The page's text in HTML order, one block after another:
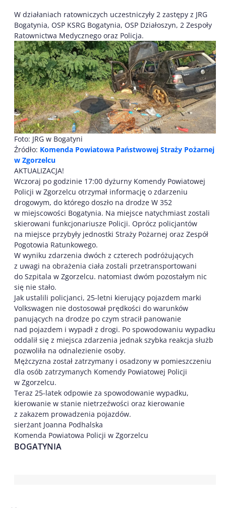
W działaniach ratowniczych uczestniczyły 2 zastępy z JRG
Bogatynia, OSP KSRG Bogatynia, OSP Działoszyn, 2 Zespoły
Ratownictwa Medycznego oraz Policja.
Foto: JRG w Bogatyni
Źródło: Komenda Powiatowa Państwowej Straży Pożarnej
w Zgorzelcu
AKTUALIZACJA!
Wczoraj po godzinie 17:00 dyżurny Komendy Powiatowej
Policji w Zgorzelcu otrzymał informację o zdarzeniu
drogowym, do którego doszło na drodze W 352
w miejscowości Bogatynia. Na miejsce natychmiast zostali
skierowani funkcjonariusze Policji. Oprócz policjantów
na miejsce przybyły jednostki Straży Pożarnej oraz Zespół
Pogotowia Ratunkowego.
W wyniku zdarzenia dwóch z czterech podróżujących
z uwagi na obrażenia ciała zostali przetransportowani
do Szpitala w Zgorzelcu. natomiast dwóm pozostałym nic
się nie stało.
Jak ustalili policjanci, 25-letni kierujący pojazdem marki
Volkswagen nie dostosował prędkości do warunków
panujących na drodze po czym stracił panowanie
nad pojazdem i wypadł z drogi. Po spowodowaniu wypadku
oddalił się z miejsca zdarzenia jednak szybka reakcja służb
pozwoliła na odnalezienie osoby.
Mężczyzna został zatrzymany i osadzony w pomieszczeniu
dla osób zatrzymanych Komendy Powiatowej Policji
w Zgorzelcu.
Teraz 25-latek odpowie za spowodowanie wypadku,
kierowanie w stanie nietrzeźwości oraz kierowanie
z zakazem prowadzenia pojazdów.
sierżant Joanna Podhalska
Komenda Powiatowa Policji w Zgorzelcu
BOGATYNIA